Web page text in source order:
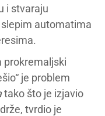
i stvaraju
automatima
prokremaljski
je problem
tako što je izjavio
tvrdio je